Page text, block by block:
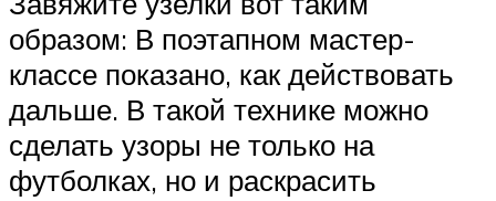
образом: В поэтапном мастер-
классе показано, как действовать
дальше. В такой технике можно
сделать узоры не только на
футболках, но и раскрасить